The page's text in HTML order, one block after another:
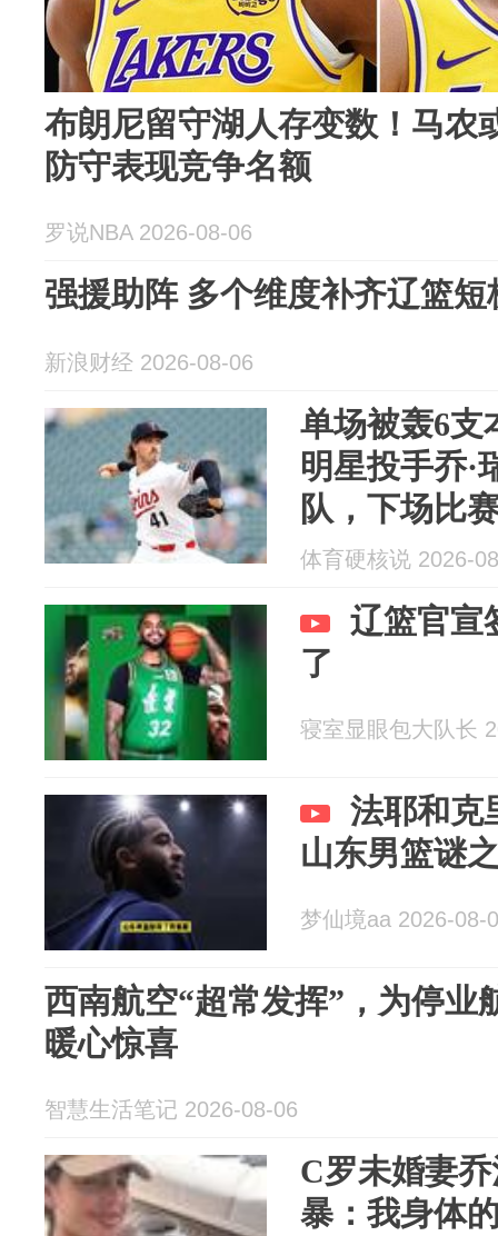
布朗尼留守湖人存变数！马农
防守表现竞争名额
罗说NBA 2026-08-06
强援助阵 多个维度补齐辽篮短
新浪财经 2026-08-06
单场被轰6支
明星投手乔·
队，下场比
体育硬核说 2026-
辽篮官宣
了
寝室显眼包大队长
法耶和克
山东男篮谜
梦仙境aa 2026-08-
西南航空“超常发挥”，为停业
暖心惊喜
智慧生活笔记 2026-08-06
C罗未婚妻
暴：我身体